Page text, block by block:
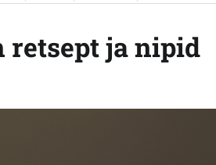
retsept ja nipid